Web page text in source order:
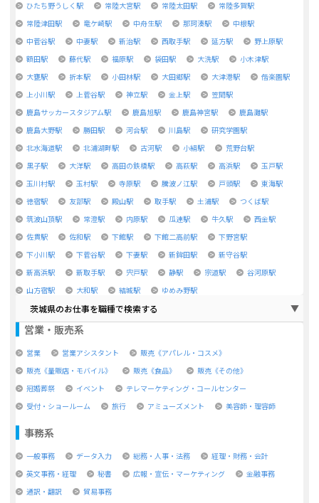
ひたち野うしく駅
常陸大宮駅 常陸太田駅
常陸多賀駅
常陸津田駅
竜ケ崎駅 中舟生駅 那珂湊駅
中根駅
中菅谷駅
中妻駅 新治駅 西取手駅 延方駅
野上原駅
額田駅
藤代駅 福原駅 袋田駅 大洗駅
小木津駅
大甕駅
折本駅 小田林駅 大田郷駅 大津港駅
偕楽園駅
上小川駅
上菅谷駅 神立駅 金上駅
笠間駅
鹿島サッカースタジアム駅
鹿島旭駅 鹿島神宮駅
鹿島灘駅
鹿島大野駅
勝田駅 河合駅 川島駅
研究学園駅
北水海道駅
北浦湖畔駅 古河駅 小絹駅
荒野台駅
黒子駅
大洋駅 高田の鉄橋駅 高萩駅 高浜駅
玉戸駅
玉川村駅
玉村駅 寺原駅 騰波ノ江駅 戸頭駅
東海駅
徳宿駅
友部駅 殿山駅 取手駅 土浦駅
つくば駅
筑波山頂駅
常澄駅 内原駅 瓜連駅 牛久駅
西金駅
佐貫駅
佐和駅 下館駅 下館二高前駅
下野宮駅
下小川駅
下菅谷駅 下妻駅 新鉾田駅
新守谷駅
新高浜駅
新取手駅 宍戸駅 静駅 宗道駅
谷河原駅
山方宿駅
大和駅 結城駅 ゆめみ野駅
茨城県のお仕事を職種で検索する
営業・販売系
営業 営業アシスタント
販売《アパレル・コスメ》
販売《量販店・モバイル》
販売《食品》
販売《その他》
冠婚葬祭
イベント
テレマーケティング・コールセンター
受付・ショールーム
旅行 アミューズメント 美容師・理容師
事務系
一般事務 データ入力 総務・人事・法務
経理・財務・会計
英文事務・経理
秘書 広報・宣伝・マーケティング
金融事務
通訳・翻訳
貿易事務